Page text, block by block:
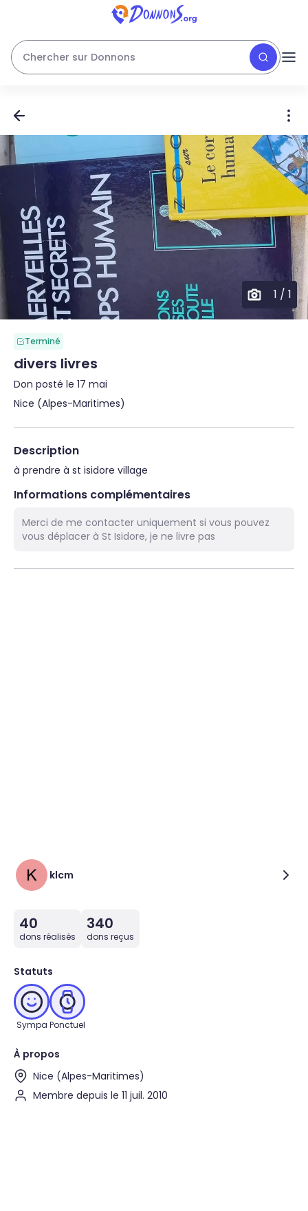
Chercher sur Donnons
1 / 1
Terminé
divers livres
Don posté le 17 mai
Nice (Alpes-Maritimes)
Description
à prendre à st isidore village
Informations complémentaires
Merci de me contacter uniquement si vous pouvez
vous déplacer à St Isidore, je ne livre pas
klcm
40
dons réalisés
340
dons reçus
Statuts
Sympa Ponctuel
À propos
Nice (Alpes-Maritimes)
Membre depuis le 11 juil. 2010